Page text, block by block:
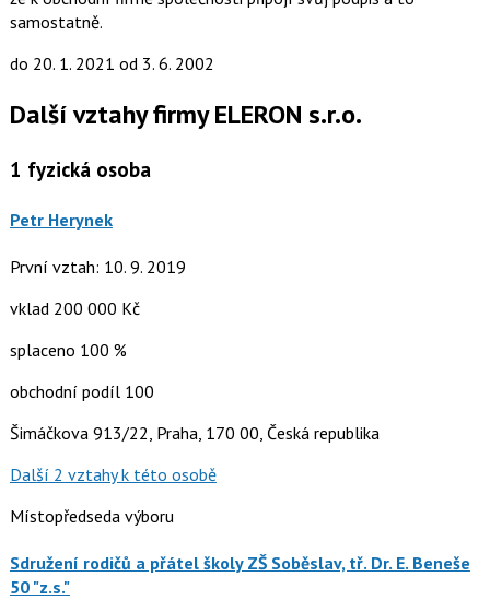
samostatně.
do 20. 1. 2021 od 3. 6. 2002
Další vztahy firmy ELERON s.r.o.
1 fyzická osoba
Petr Herynek
První vztah: 10. 9. 2019
vklad 200 000 Kč
splaceno 100 %
obchodní podíl 100
Šimáčkova 913/22, Praha, 170 00, Česká republika
Další 2 vztahy k této osobě
Místopředseda výboru
Sdružení rodičů a přátel školy ZŠ Soběslav, tř. Dr. E. Beneše
50 "z.s."